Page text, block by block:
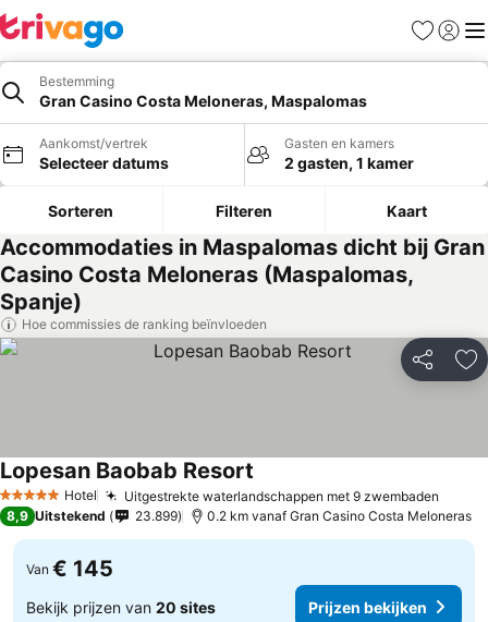
Favorieten
Bestemming
Gran Casino Costa Meloneras, Maspalomas
Aankomst/vertrek
Selecteer datums
Gasten en kamers
2 gasten, 1 kamer
Sorteren Filteren Kaart
Accommodaties in Maspalomas dicht bij Gran
Casino Costa Meloneras (Maspalomas,
Spanje)
Hoe commissies de ranking beïnvloeden
Delen
5 Sterren Hotel Uitgestrekte waterlandschappen met 9 zwembaden
Lopesan Baobab Resort
8,9 Uitstekend 23.899 0.2 km vanaf Gran Casino Costa Meloneras
Van € 145
Bekijk prijzen van 20 sites Prijzen bekijken